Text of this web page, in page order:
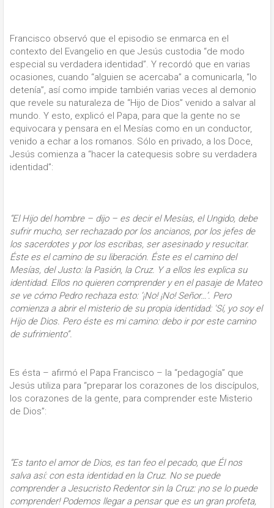
Francisco observó que el episodio se enmarca en el
contexto del Evangelio en que Jesús custodia “de modo
especial su verdadera identidad”. Y recordó que en varias
ocasiones, cuando “alguien se acercaba” a comunicarla, “lo
detenía”, así como impide también varias veces al demonio
que revele su naturaleza de “Hijo de Dios” venido a salvar al
mundo. Y esto, explicó el Papa, para que la gente no se
equivocara y pensara en el Mesías como en un conductor,
venido a echar a los romanos. Sólo en privado, a los Doce,
Jesús comienza a “hacer la catequesis sobre su verdadera
identidad”:
“El Hijo del hombre – dijo – es decir el Mesías, el Ungido, debe
sufrir mucho, ser rechazado por los ancianos, por los jefes de
los sacerdotes y por los escribas, ser asesinado y resucitar.
Éste es el camino de su liberación. Éste es el camino del
Mesías, del Justo: la Pasión, la Cruz. Y a ellos les explica su
identidad. Ellos no quieren comprender y en el pasaje de Mateo
se ve cómo Pedro rechaza esto: ‘¡No! ¡No! Señor…’. Pero
comienza a abrir el misterio de su propia identidad: 'Sí, yo soy el
Hijo de Dios. Pero éste es mi camino: debo ir por este camino
de sufrimiento”.
Es ésta – afirmó el Papa Francisco – la “pedagogía” que
Jesús utiliza para “preparar los corazones de los discípulos,
los corazones de la gente, para comprender este Misterio
de Dios”:
“Es tanto el amor de Dios, es tan feo el pecado, que Él nos
salva así: con esta identidad en la Cruz. No se puede
comprender a Jesucristo Redentor sin la Cruz: ¡no se lo puede
comprender! Podemos llegar a pensar que es un gran profeta,